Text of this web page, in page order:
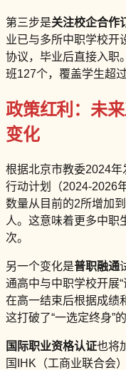
第三步是关注校企合作
业已与多所中职学校开
协议，毕业后直接入职
班127个，覆盖学生超
政策红利：未
变化
根据北京市教委2024
行动计划（2024-2026
数量从目前的2所增加
人。这意味着更多中职
次。
另一个变化是普职融通
通高中与中职学校开展
在高一结束后根据成绩
这打破了“一选定终身”
国际职业资格认证也将
国IHK（工商业联合会